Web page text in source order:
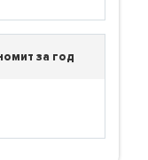
за год